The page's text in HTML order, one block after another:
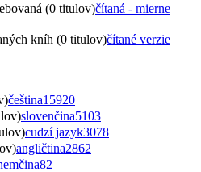
(0 titulov)čítaná - mierne
kníh (0 titulov)čítané verzie
čeština15920
slovenčina5103
cudzí jazyk3078
angličtina2862
82